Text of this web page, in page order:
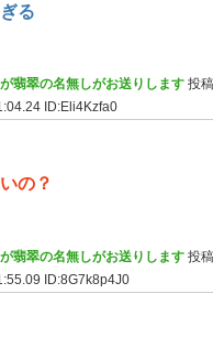
る
翡翠の名無しがお送りします 投
ID:Eli4Kzfa0
の？
翡翠の名無しがお送りします 投
ID:8G7k8p4J0